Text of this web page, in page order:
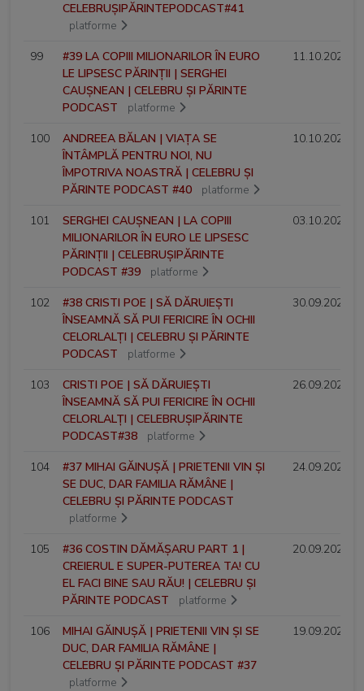
CELEBRUȘIPĂRINTEPODCAST#41
platforme
99
#39 LA COPIII MILIONARILOR ÎN EURO
LE LIPSESC PĂRINȚII | SERGHEI
CAUȘNEAN | CELEBRU ȘI PĂRINTE
PODCAST
platforme
11.10.2024
100
ANDREEA BĂLAN | VIAȚA SE
ÎNTÂMPLĂ PENTRU NOI, NU
ÎMPOTRIVA NOASTRĂ | CELEBRU ȘI
PĂRINTE PODCAST #40
platforme
10.10.2024
101
SERGHEI CAUȘNEAN | LA COPIII
MILIONARILOR ÎN EURO LE LIPSESC
PĂRINȚII | CELEBRUȘIPĂRINTE
PODCAST #39
platforme
03.10.2024
102
#38 CRISTI POE | SĂ DĂRUIEȘTI
ÎNSEAMNĂ SĂ PUI FERICIRE ÎN OCHII
CELORLALȚI | CELEBRU ȘI PĂRINTE
PODCAST
platforme
30.09.2024
103
CRISTI POE | SĂ DĂRUIEȘTI
ÎNSEAMNĂ SĂ PUI FERICIRE ÎN OCHII
CELORLALȚI | CELEBRUȘIPĂRINTE
PODCAST#38
platforme
26.09.2024
104
#37 MIHAI GĂINUȘĂ | PRIETENII VIN ȘI
SE DUC, DAR FAMILIA RĂMÂNE |
CELEBRU ȘI PĂRINTE PODCAST
platforme
24.09.2024
105
#36 COSTIN DĂMĂȘARU PART 1 |
CREIERUL E SUPER-PUTEREA TA! CU
EL FACI BINE SAU RĂU! | CELEBRU ȘI
PĂRINTE PODCAST
platforme
20.09.2024
106
MIHAI GĂINUȘĂ | PRIETENII VIN ȘI SE
DUC, DAR FAMILIA RĂMÂNE |
CELEBRU ȘI PĂRINTE PODCAST #37
platforme
19.09.2024